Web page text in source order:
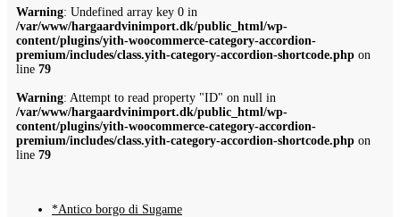
Warning: Undefined array key 0 in
/var/www/hargaardvinimport.dk/public_html/wp-
content/plugins/yith-woocommerce-category-accordion-
premium/includes/class.yith-category-accordion-shortcode.php on
line 79
Warning: Attempt to read property "ID" on null in
/var/www/hargaardvinimport.dk/public_html/wp-
content/plugins/yith-woocommerce-category-accordion-
premium/includes/class.yith-category-accordion-shortcode.php on
line 79
*Antico borgo di Sugame